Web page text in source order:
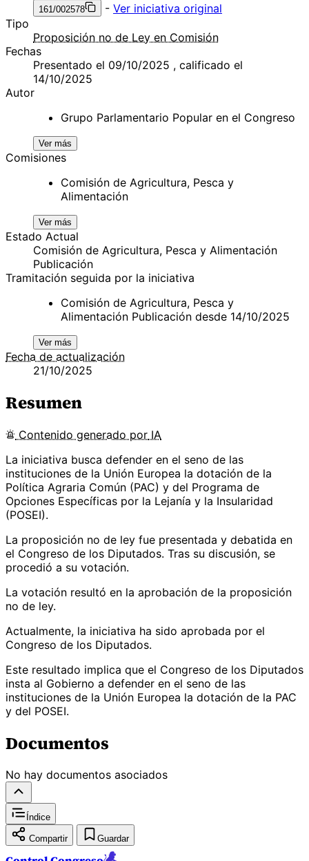
161/002578 - Ver iniciativa original
Tipo
Proposición no de Ley en Comisión
Fechas
Presentado el 09/10/2025 , calificado el
14/10/2025
Autor
Grupo Parlamentario Popular en el Congreso
Ver más
Comisiones
Comisión de Agricultura, Pesca y
Alimentación
Ver más
Estado Actual
Comisión de Agricultura, Pesca y Alimentación
Publicación
Tramitación seguida por la iniciativa
Comisión de Agricultura, Pesca y
Alimentación Publicación desde 14/10/2025
Ver más
Fecha de actualización
21/10/2025
Resumen
Contenido generado por IA
La iniciativa busca defender en el seno de las
instituciones de la Unión Europea la dotación de la
Política Agraria Común (PAC) y del Programa de
Opciones Específicas por la Lejanía y la Insularidad
(POSEI).
La proposición no de ley fue presentada y debatida en
el Congreso de los Diputados. Tras su discusión, se
procedió a su votación.
La votación resultó en la aprobación de la proposición
no de ley.
Actualmente, la iniciativa ha sido aprobada por el
Congreso de los Diputados.
Este resultado implica que el Congreso de los Diputados
insta al Gobierno a defender en el seno de las
instituciones de la Unión Europea la dotación de la PAC
y del POSEI.
Documentos
No hay documentos asociados
Índice
Compartir Guardar